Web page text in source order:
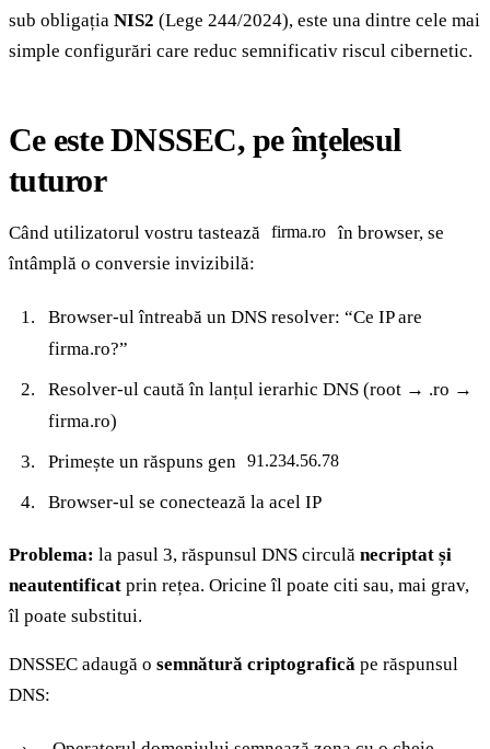
sub obligația NIS2 (Lege 244/2024), este una dintre cele mai
simple configurări care reduc semnificativ riscul cibernetic.
Ce este DNSSEC, pe înțelesul
tuturor
Când utilizatorul vostru tastează firma.ro în browser, se
întâmplă o conversie invizibilă:
Browser-ul întreabă un DNS resolver: “Ce IP are
firma.ro?”
Resolver-ul caută în lanțul ierarhic DNS (root → .ro →
firma.ro)
Primește un răspuns gen
91.234.56.78
Browser-ul se conectează la acel IP
Problema: la pasul 3, răspunsul DNS circulă necriptat și
neautentificat prin rețea. Oricine îl poate citi sau, mai grav,
îl poate substitui.
DNSSEC adaugă o semnătură criptografică pe răspunsul
DNS: